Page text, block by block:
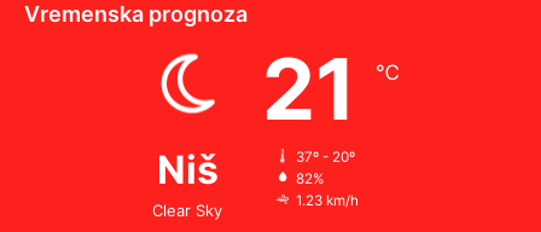
Vremenska prognoza
Niš
Clear Sky
21 ℃
37º - 20º
82%
1.23 km/h